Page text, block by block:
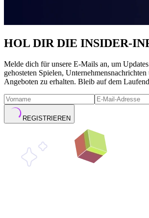
HOL DIR DIE INSIDER-
Melde dich für unsere E-Mails an, um
gehosteten Spielen,
Angeboten zu erhalten. Bleib auf dem
REGISTRIEREN